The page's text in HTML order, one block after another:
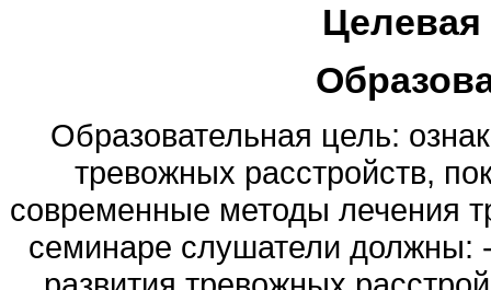
Образовательная цель:
тревожных расстройств,
современные методы лечения
семинаре слушатели должны: